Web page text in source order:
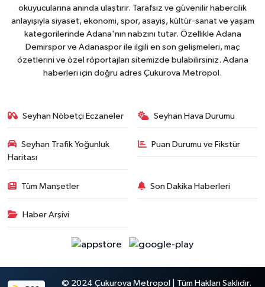
okuyucularına anında ulaştırır. Tarafsız ve güvenilir habercilik
anlayışıyla siyaset, ekonomi, spor, asayiş, kültür-sanat ve yaşam
kategorilerinde Adana'nın nabzını tutar. Özellikle Adana
Demirspor ve Adanaspor ile ilgili en son gelişmeleri, maç
özetlerini ve özel röportajları sitemizde bulabilirsiniz. Adana
haberleri için doğru adres Çukurova Metropol.
Seyhan Nöbetçi Eczaneler Seyhan Hava Durumu
Seyhan Trafik Yoğunluk
Haritası
Puan Durumu ve Fikstür
Tüm Manşetler Son Dakika Haberleri
Haber Arşivi
© 2024 Çukurova Metropol | Tüm Hakları Saklıdır.